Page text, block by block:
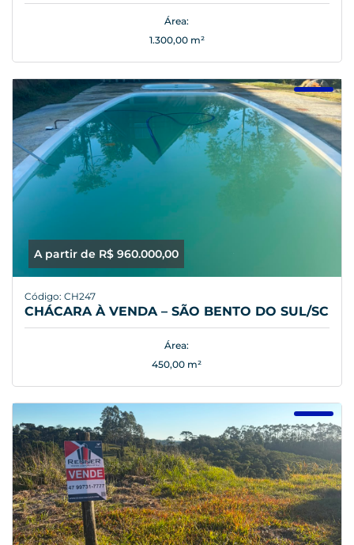
Área:
1.300,00 m²
A partir de R$ 960.000,00
Código: CH247
CHÁCARA À VENDA – SÃO BENTO DO SUL/SC
Área:
450,00 m²